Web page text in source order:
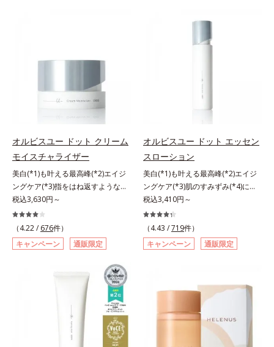
与え、さらに疑似セラミド(*3)が角
アの最後にプラスすることで乾燥に
よる小ジワを目立たなくし、ハリ感
みなぎる目元を目指します。*1 レ
チノール配合＝保湿成分*2 パルミ
トイルトリペプチド－5配合＝保湿
成分*3 ラウロイルグルタミン酸ジ
（フィトステリル/オクチルドデシ
ル）配合＝保湿成分*4 角層まで
と不安…。いろいろケアしているの
そんな大人の肌悩みにアプローチす
プセルの表面は肌になじみやすい構
造(*4)。内包した美容成分(*5)の浸
透をサポートし、角層すみずみをう
るおいで満たします。さらに“うる
おいの通り道”を作って化粧水のな
じみ感をUP。化粧水前に使うこと
で、普段の化粧水の手ごたえをより
実感できる、しっとり整った肌状態
へ。化粧水前に2プッシュ使うだけ
で、うるおいのすき間にぐんぐん入
り込み、うるおいで満ち満ちたハリ
のある美肌へと整えます。*1 クチ
ナシ果実エキス、ハトムギ種子エキ
ス、ユズ果実エキス、水添レシチ
合わせが初（2023年4月 Mintel社デ
ータベースによる当社調べ）*2 う
るおい不足など*3 お手入れのファ
ーストステップのこと*4 細胞間脂
質に類似した構造*5 保湿成分
オルビスユー ドット クリーム
モイスチャライザー
美白(*1)も叶える最高峰(*2)エイジ
ングケア(*3)指をはね返すような弾
力感が宿るハリ感 濃密フィットク
リーム。ハリも透明感(*4)も結果主
義。年齢サイン(*5)の因子に着目し
た肌科学エイジングケア(*3)シリー
ズ。オルビスユー ドットシリーズ
は、年齢による肌悩み一つ一つを対
処するのではなく、肌で起きている
ことの根本原因に着目。加齢ととも
に現れる年齢サインについて研究を
進めたところ、弾力感のない状態で
ある「ハリのなさ」や、くすみ(*6)
などが現れている状態である「透明
税込3,630円～
（4.22 / 676件）
キャンペーン
通販限定
オルビスユー ドット エッセン
スローション
美白(*1)も叶える最高峰(*2)エイジ
ングケア(*3)肌のすみずみ(*4)にし
みわたるうるおい充満ローション。
ハリも透明感(*5)も結果主義。年齢
サイン(*6)の因子に着目した肌科学
エイジングケア(*3)シリーズ。オル
ビスユー ドットシリーズは、年齢
本原因に着目。加齢とともに現れる
年齢サインについて研究を進めたと
ころ、弾力感のない状態である「ハ
リのなさ」や、くすみ(*7)などが現
れている状態である「透明感のな
税込3,410円～
（4.43 /719件）
キャンペーン
通販限定